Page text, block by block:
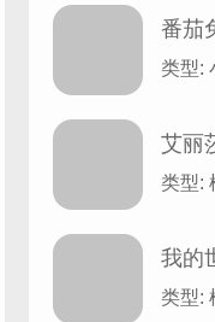
番茄
安卓
类型:
艾丽
类型:
我的
版
类型: